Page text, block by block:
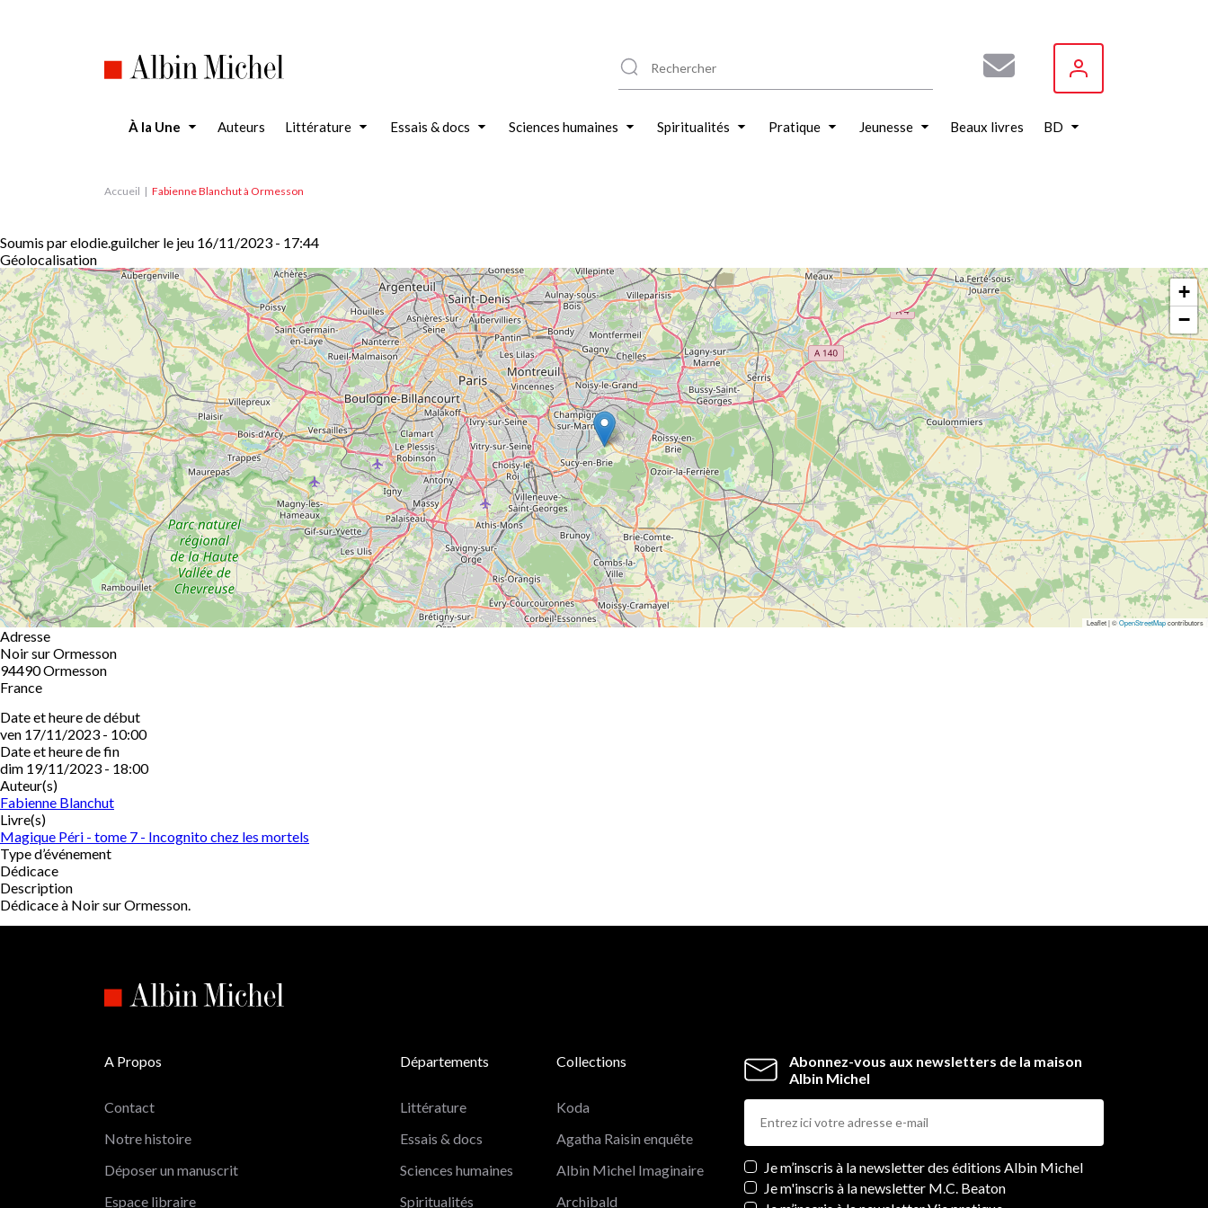
À la Une Auteurs Littérature Essais & docs Sciences humaines Spiritualités Pratique Jeunesse Beaux livres BD
Accueil Fabienne Blanchut à Ormesson
Soumis parelodie.guilcher le jeu 16/11/2023 - 17:44
Géolocalisation
+
−
Leaflet | ©OpenStreetMapcontributors
Adresse
Noir sur Ormesson
94490Ormesson
France
Date et heure de début
ven 17/11/2023 - 10:00
Date et heure de fin
dim 19/11/2023 - 18:00
Auteur(s)
Fabienne Blanchut
Livre(s)
Magique Péri - tome 7 - Incognito chez les mortels
Type d’événement
Dédicace
Description
Dédicace à Noir sur Ormesson.
Abonnez-vous aux newsletters de la maison
Albin Michel
Newsletters
Je m’inscris à la newsletter des éditions Albin Michel
Je m'inscris à la newsletter M.C. Beaton
A Propos
Contact
Notre histoire
Déposer un manuscrit
Espace libraire
Départements
Littérature
Essais & docs
Sciences humaines
Spiritualités
Collections
Koda
Agatha Raisin enquête
Albin Michel Imaginaire
Archibald